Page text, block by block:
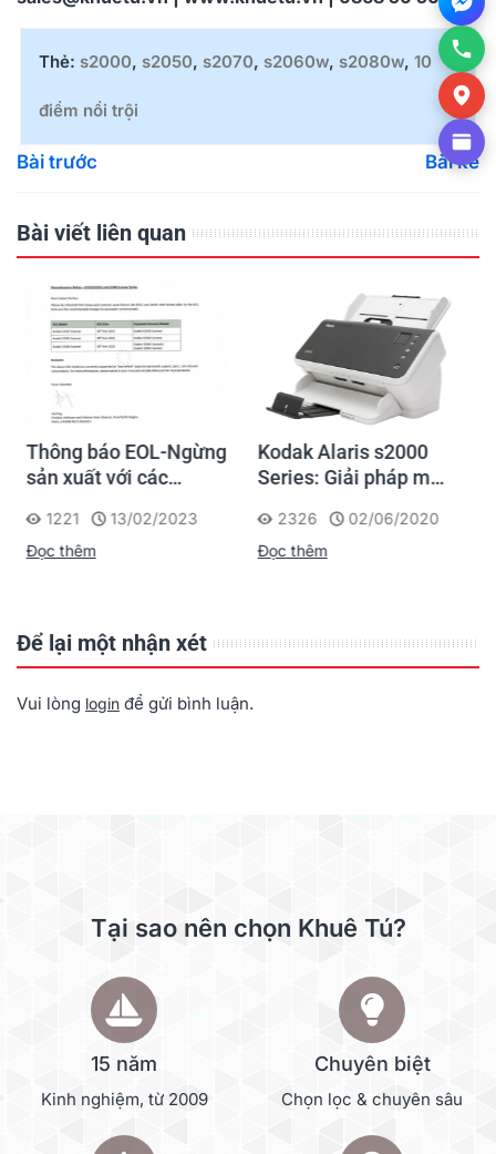
Thẻ: s2000, s2050, s2070, s2060w, s2080w, 10
điểm nổi trội
Bài trước Bài kế
Bài viết liên quan
Kodak Alaris s2000
Series: Giải pháp máy
giao dịch
2326
02/06/2020
Đọc thêm
Chương trình "Thu
máy cũ - Đổi máy mới
Tú1222
24/05/2019
Đọc thêm
Để lại một nhận xét
Vui lòng login để gửi bình luận.
Tại sao nên chọn Khuê Tú?
15 năm
Kinh nghiệm, từ 2009
Chuyên biệt
Chọn lọc & chuyên sâu